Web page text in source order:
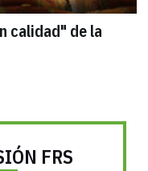
calidad" de la
FRS